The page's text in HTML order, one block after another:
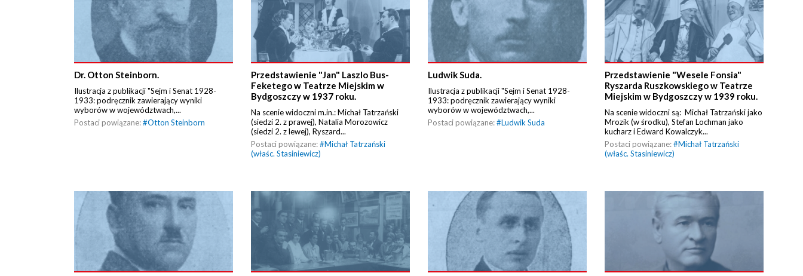
Dr. Otton Steinborn.
Ilustracja z publikacji "Sejm i Senat 1928-
1933: podręcznik zawierający wyniki
wyborów w województwach,...
Postaci powiązane:#Otton Steinborn
Przedstawienie "Jan" Laszlo Bus-
Feketego w Teatrze Miejskim w
Bydgoszczy w 1937 roku.
Na scenie widoczni m.in.: Michał Tatrzański
(siedzi 2. z prawej), Natalia Morozowicz
(siedzi 2. z lewej), Ryszard...
Postaci powiązane:#Michał Tatrzański
(właśc. Stasiniewicz)
Ludwik Suda.
Ilustracja z publikacji "Sejm i Senat 1928-
1933: podręcznik zawierający wyniki
wyborów w województwach,...
Postaci powiązane:#Ludwik Suda
Przedstawienie "Wesele Fonsia"
Ryszarda Ruszkowskiego w Teatrze
Miejskim w Bydgoszczy w 1939 roku.
Na scenie widoczni są: Michał Tatrzański jako
Mrozik (w środku), Stefan Lochman jako
kucharz i Edward Kowalczyk...
Postaci powiązane:#Michał Tatrzański
(właśc. Stasiniewicz)